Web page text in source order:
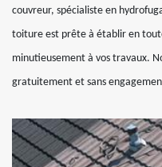
couvreur, spécialiste en
toiture est prête à établir en
minutieusement à vos travaux.
gratuitement et sans